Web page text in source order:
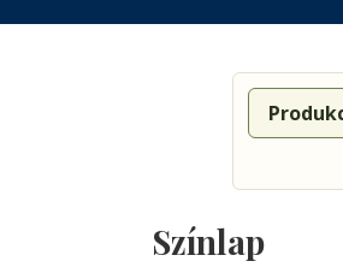
Színlap